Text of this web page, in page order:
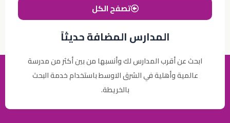
المدارس المضافة حديثاً
ابحث عن أقرب المدارس لك وأنسبها من بين أكثر من مدرسة
عالمية وأهلية في الشرق الاوسط باستخدام خدمة البحث
بالخريطة.
تصفح الكل